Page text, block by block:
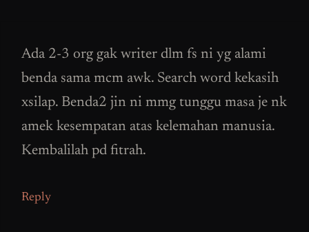
Ada 2-3 org gak writer dlm fs ni yg alami
benda sama mcm awk. Search word kekasih
xsilap. Benda2 jin ni mmg tunggu masa je nk
amek kesempatan atas kelemahan manusia.
Kembalilah pd fitrah.
Reply